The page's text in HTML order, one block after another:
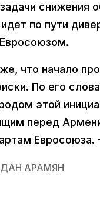
по пути
что начало
По его
этой
перед
Евросоюза.
АРАМЯН